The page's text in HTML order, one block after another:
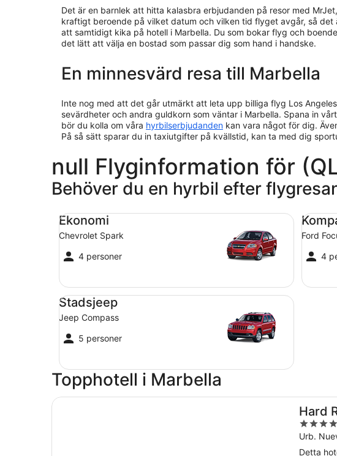
Det är en barnlek att hitta kalasbra erbjudanden på resor med
kraftigt beroende på vilket datum och vilken tid flyget avgår, så
att samtidigt kika på hotell i Marbella. Du som bokar flyg och
det lätt att välja en bostad som passar dig som hand i handske.
En minnesvärd resa till Marbella
Inte nog med att det går utmärkt att leta upp billiga flyg Los
sevärdheter och andra guldkorn som väntar i Marbella. Spana in
bör du kolla om våra hyrbilserbjudanden kan vara något för dig.
På så sätt sparar du in taxiutgifter på kvällstid, kan ta med dig
null Flyginformation för
Behöver du en hyrbil efter
Ekonomi
Chevrolet Spark
4 personer
Ekonomi Chevrolet Spark
Ford
4
Stadsjeep
Jeep Compass
5 personer
Stadsjeep Jeep Compass
Topphotell i Marbella
Hard
4
out
of
Urb.
Detta
Öppnas i ett nytt fönster
Hard Rock Hotel Marbella – Puerto Banús